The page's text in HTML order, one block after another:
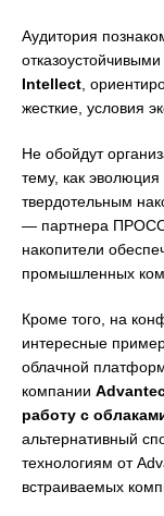
Аудитория
Intellect ,
жесткие, условия
Не обойдут
тему, как
твердотельным
— партнера
накопители
промышленных
Кроме того, на
интересные
облачной
компании
работу с
альтернативный
технологиям от
встраиваемых